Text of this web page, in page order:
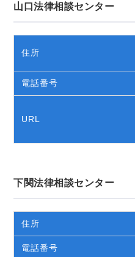
山口法律相談センター
住所
電話番号
URL
下関法律相談センター
住所
電話番号